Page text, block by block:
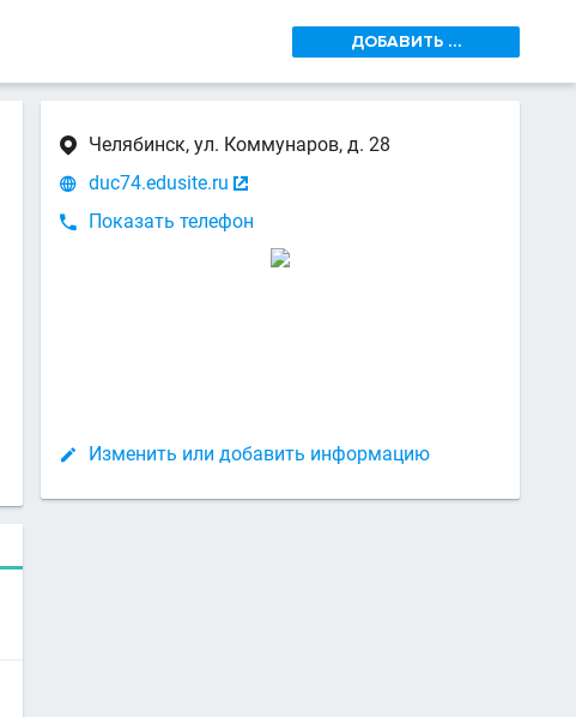
ДОБАВИТЬ ...
 Челябинск, ул. Коммунаров, д. 28
 duc74.edusite.ru 

Показать телефон
 Изменить или добавить информацию